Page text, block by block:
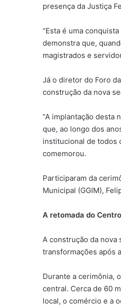
presença da Justiça
“Esta é uma
demonstra que,
magistrados e
Já o diretor do Foro
construção da nova
“A implantação desta
que, ao longo dos
institucional de todos
comemorou.
Participaram da
Municipal (GGIM),
A retomada do Centro
A construção da
transformações após
Durante a cerimônia,
central. Cerca de 60
local, o comércio e a